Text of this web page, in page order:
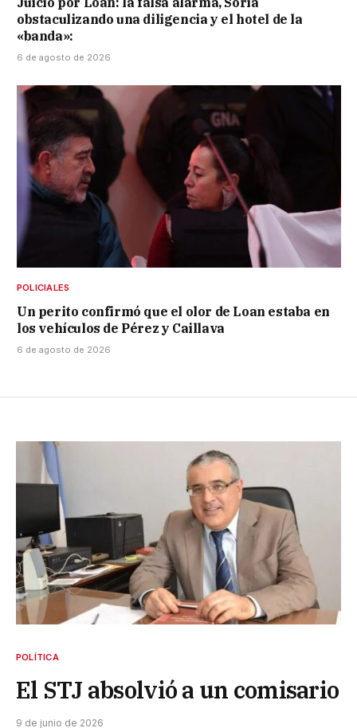
obstaculizando una diligencia y el hotel de la
«banda»:
6 de agosto de 2026
POLICIALES
Un perito confirmó que el olor de Loan estaba en
los vehículos de Pérez y Caillava
6 de agosto de 2026
POLÍTICA
El STJ absolvió a un comisario
9 de junio de 2026